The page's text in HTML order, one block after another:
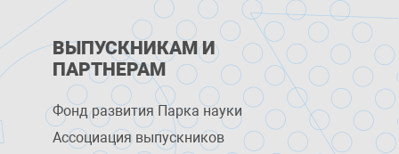
ВЫПУСКНИКАМ И
ПАРТНЕРАМ
Фонд развития Парка науки
Ассоциация выпускников